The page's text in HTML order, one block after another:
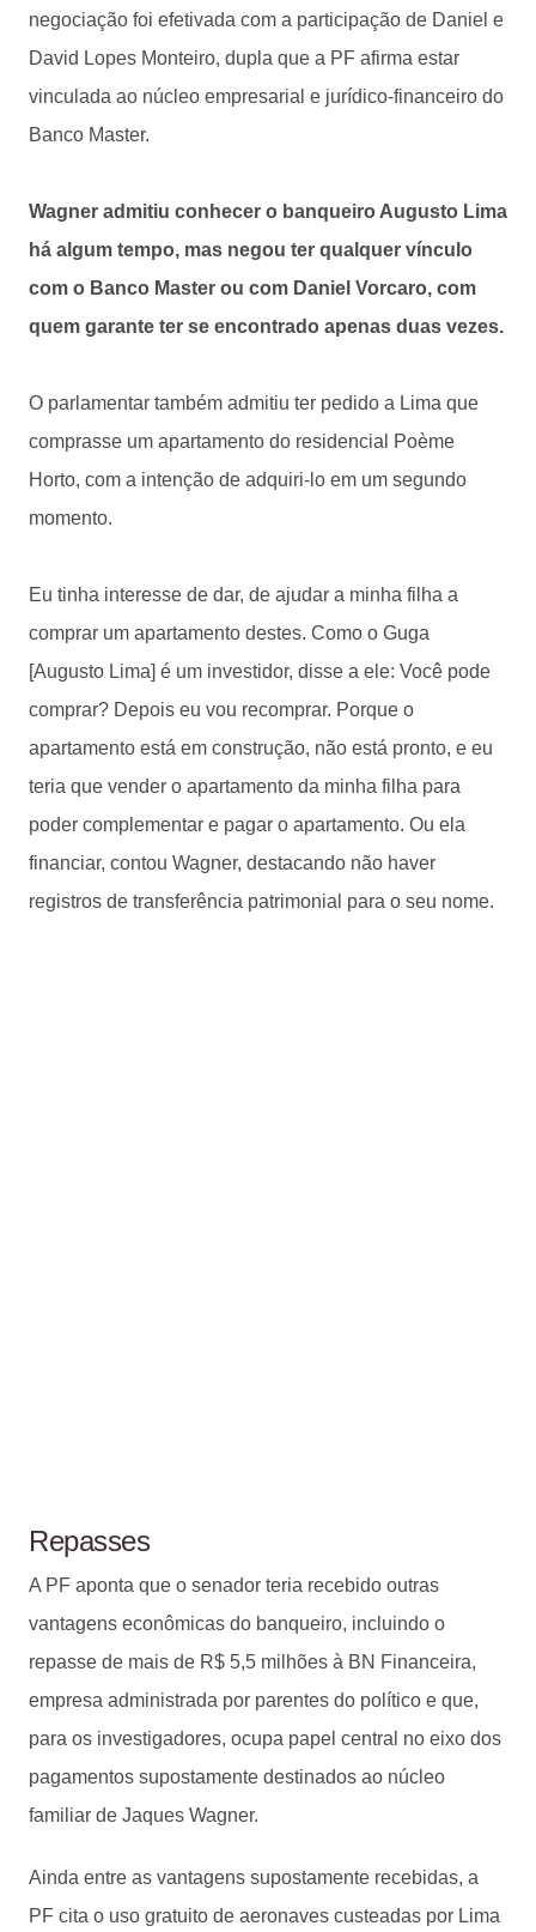
negociação foi efetivada com a participação de Daniel e
David Lopes Monteiro, dupla que a PF afirma estar
vinculada ao núcleo empresarial e jurídico-financeiro do
Banco Master.
Wagner admitiu conhecer o banqueiro Augusto Lima
há algum tempo, mas negou ter qualquer vínculo
com o Banco Master ou com Daniel Vorcaro, com
quem garante ter se encontrado apenas duas vezes.
O parlamentar também admitiu ter pedido a Lima que
comprasse um apartamento do residencial Poème
Horto, com a intenção de adquiri-lo em um segundo
momento.
Eu tinha interesse de dar, de ajudar a minha filha a
comprar um apartamento destes. Como o Guga
[Augusto Lima] é um investidor, disse a ele: Você pode
comprar? Depois eu vou recomprar. Porque o
apartamento está em construção, não está pronto, e eu
teria que vender o apartamento da minha filha para
poder complementar e pagar o apartamento. Ou ela
financiar, contou Wagner, destacando não haver
registros de transferência patrimonial para o seu nome.
Repasses
A PF aponta que o senador teria recebido outras
vantagens econômicas do banqueiro, incluindo o
repasse de mais de R$ 5,5 milhões à BN Financeira,
empresa administrada por parentes do político e que,
para os investigadores, ocupa papel central no eixo dos
pagamentos supostamente destinados ao núcleo
familiar de Jaques Wagner.
Ainda entre as vantagens supostamente recebidas, a
PF cita o uso gratuito de aeronaves custeadas por Lima